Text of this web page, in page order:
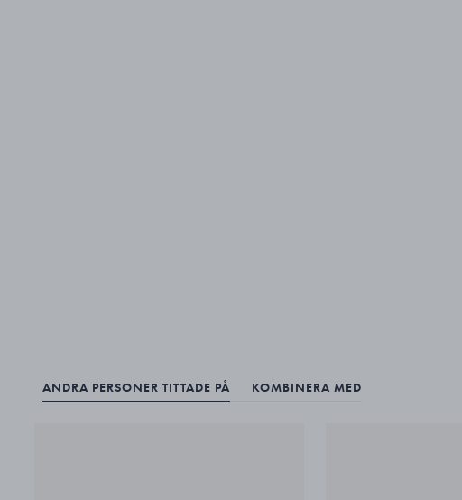
ANDRA PERSONER TITTADE PÅ KOMBINERA MED